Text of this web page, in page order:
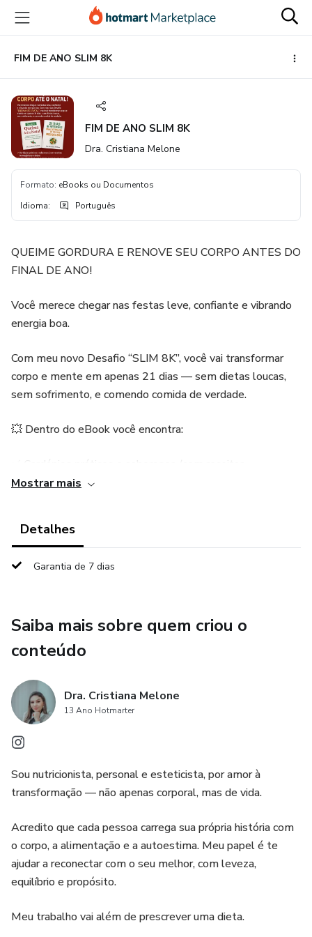
para
conteúdo
principal
para
pagamento
para
rodapéFIM DE ANO SLIM 8K
FIM DE ANO SLIM 8K
Dra. Cristiana Melone
Formato: eBooks ou Documentos
Idioma: Português
QUEIME GORDURA E RENOVE SEU CORPO ANTES DO
FINAL DE ANO!
Você merece chegar nas festas leve, confiante e vibrando
energia boa.
Com meu novo Desafio “SLIM 8K”, você vai transformar
corpo e mente em apenas 21 dias — sem dietas loucas,
sem sofrimento, e comendo comida de verdade.
💥 Dentro do eBook você encontra:
termogênicas e detox)
✅ Estratégias mentais pra não desistir
🎁 E pra potencializar seus resultados, baixe também o 21
DIAS DE REFEIÇÕES PARA DESTRAVAR SEU
METABOLISMO” — o guia que vai acelerar sua queima e
eliminar o inchaço de vez!
💪 Comece agora.
🎄 “Faltam poucos dias pro o final de ano e você ainda se
Respira… ainda dá tempo! 🌟
Em 21 dias, dá pra destravar seu metabolismo, eliminar
Mostrar mais
Detalhes
Garantia de 7 dias
Saiba mais sobre quem criou o
conteúdo
Dra. Cristiana Melone
13 Ano Hotmarter
Sou nutricionista, personal e esteticista, por amor à
transformação — não apenas corporal, mas de vida.
Acredito que cada pessoa carrega sua própria história com
o corpo, a alimentação e a autoestima. Meu papel é te
ajudar a reconectar com o seu melhor, com leveza,
equilíbrio e propósito.
Meu trabalho vai além de prescrever uma dieta.